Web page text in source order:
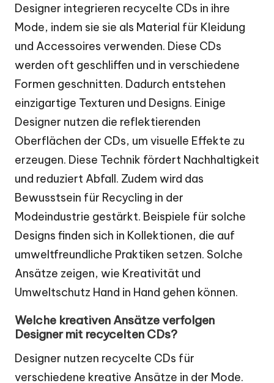
Designer integrieren recycelte CDs in ihre
Mode, indem sie sie als Material für Kleidung
und Accessoires verwenden. Diese CDs
werden oft geschliffen und in verschiedene
Formen geschnitten. Dadurch entstehen
einzigartige Texturen und Designs. Einige
Designer nutzen die reflektierenden
Oberflächen der CDs, um visuelle Effekte zu
erzeugen. Diese Technik fördert Nachhaltigkeit
und reduziert Abfall. Zudem wird das
Bewusstsein für Recycling in der
Modeindustrie gestärkt. Beispiele für solche
Designs finden sich in Kollektionen, die auf
umweltfreundliche Praktiken setzen. Solche
Ansätze zeigen, wie Kreativität und
Umweltschutz Hand in Hand gehen können.
Welche kreativen Ansätze verfolgen
Designer mit recycelten CDs?
Designer nutzen recycelte CDs für
verschiedene kreative Ansätze in der Mode.